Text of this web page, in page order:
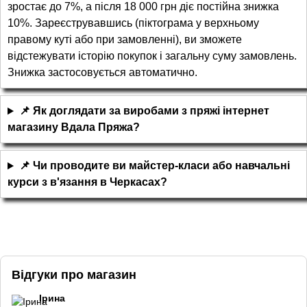
зростає до 7%, а після 18 000 грн діє постійна знижка
10%. Зареєструвавшись (піктограма у верхньому
правому куті або при замовленні), ви зможете
відстежувати історію покупок і загальну суму замовлень.
Знижка застосовується автоматично.
📌 Як доглядати за виробами з пряжі інтернет
магазину Вдала Пряжа?
📌 Чи проводите ви майстер-класи або навчальні
курси з в'язання в Черкасах?
Відгуки про магазин
Ірина